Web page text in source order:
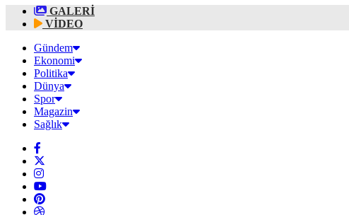
GALERİ
VİDEO
Gündem
Ekonomi
Politika
Dünya
Spor
Magazin
Sağlık